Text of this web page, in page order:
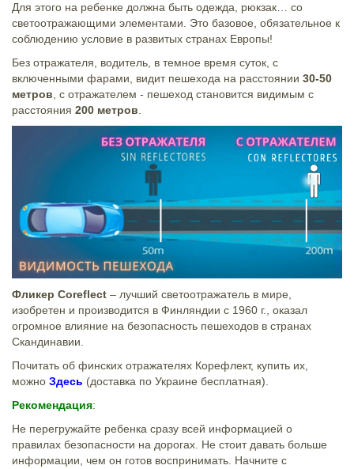
Для этого на ребенке должна быть одежда, рюкзак… со
светоотражающими элементами. Это базовое, обязательное к
соблюдению условие в развитых странах Европы!
Без отражателя, водитель, в темное время суток, с
включенными фарами, видит пешехода на расстоянии 30-50
метров, с отражателем - пешеход становится видимым с
расстояния 200 метров.
Фликер Coreflect – лучший светоотражатель в мире,
изобретен и производится в Финляндии с 1960 г., оказал
огромное влияние на безопасность пешеходов в странах
Скандинавии.
Почитать об финских отражателях Корефлект, купить их,
можно Здесь (доставка по Украине бесплатная).
Рекомендация:
Не перегружайте ребенка сразу всей информацией о
правилах безопасности на дорогах. Не стоит давать больше
информации, чем он готов воспринимать. Начните с